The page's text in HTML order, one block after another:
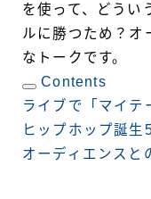
を使って、どうい
ルに勝つため？オ
なトークです。
Contents
ライブで「マイテ
ヒップホップ誕生
オーディエンスと